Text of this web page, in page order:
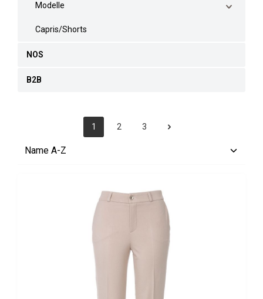
Modelle
Capris/Shorts
NOS
B2B
Seite
1
Seite
2
Seite
3